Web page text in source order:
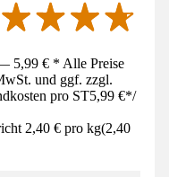
5,99 € * Alle Preise
und ggf. zzgl.
pro ST5,99 €*/
2,40 € pro kg(2,40